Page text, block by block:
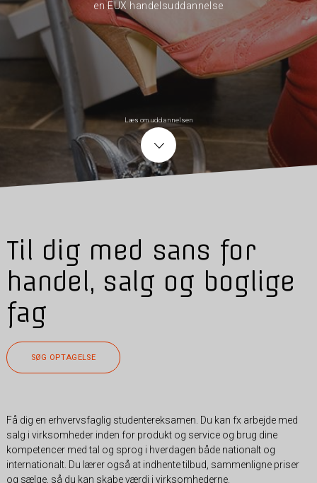
en EUX handelsuddannelse
Læs om uddannelsen
Til dig med sans for
handel, salg og boglige
fag
SØG OPTAGELSE
Få dig en erhvervsfaglig studentereksamen. Du kan fx arbejde med
salg i virksomheder inden for produkt og service og brug dine
kompetencer med tal og sprog i hverdagen både nationalt og
internationalt. Du lærer også at indhente tilbud, sammenligne priser
og sælge, så du kan skabe værdi i virksomhederne.